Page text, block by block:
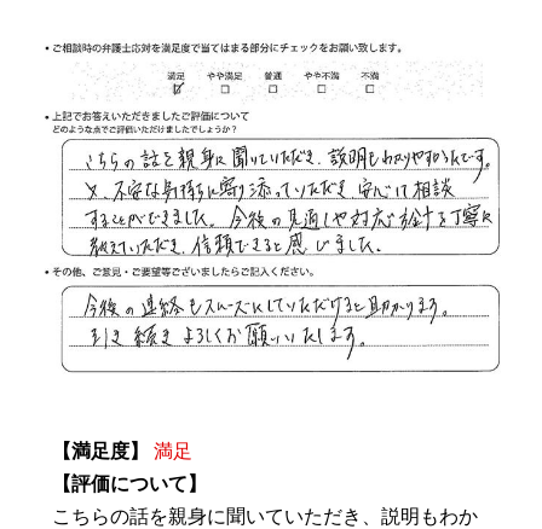
【満足度】
満足
【評価について】
こちらの話を親身に聞いていただき、説明もわか